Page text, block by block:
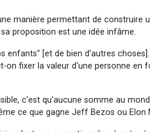
manière permettant de construire
proposition est une idée infâme.
enfants" [et de bien d'autres
on fixer la valeur d'une personne en
c'est qu'aucune somme au
ce que gagne Jeff Bezos ou Elon